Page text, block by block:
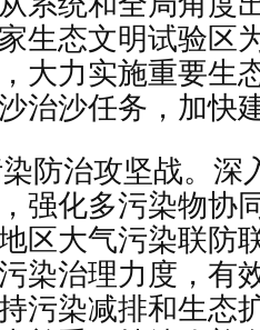
生态文明试验区
大力实施重要生
治沙任务，加快
防治攻坚战。深
强化多污染物协
区大气污染联防
染治理力度，有
污染减排和生态